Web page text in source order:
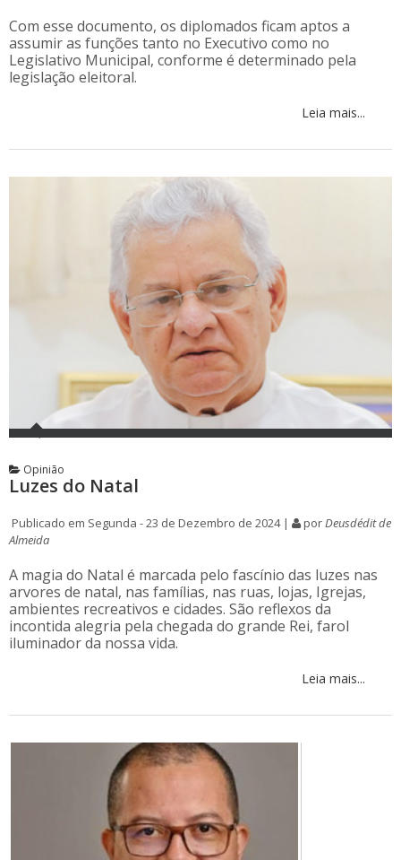
Com esse documento, os diplomados ficam aptos a
assumir as funções tanto no Executivo como no
Legislativo Municipal, conforme é determinado pela
legislação eleitoral.
Leia mais...
Opinião
Luzes do Natal
Publicado em Segunda - 23 de Dezembro de 2024 | porDeusdédit de
Almeida
A magia do Natal é marcada pelo fascínio das luzes nas
arvores de natal, nas famílias, nas ruas, lojas, Igrejas,
ambientes recreativos e cidades. São reflexos da
incontida alegria pela chegada do grande Rei, farol
iluminador da nossa vida.
Leia mais...